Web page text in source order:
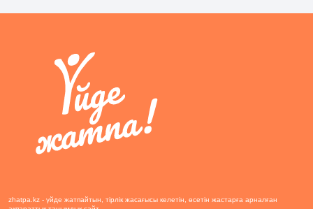
zhatpa.kz - үйде жатпайтын, тірлік жасағысы келетін, өсетін жастарға арналған